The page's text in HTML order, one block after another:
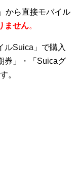
から直接モバイル
ません。
Suica」で購入
券」・「Suicaグ
。